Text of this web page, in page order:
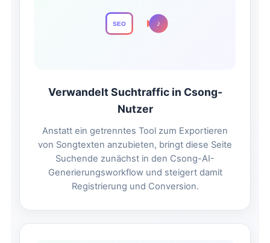
SEO ♪
Verwandelt Suchtraffic in Csong-
Nutzer
Anstatt ein getrenntes Tool zum Exportieren
von Songtexten anzubieten, bringt diese Seite
Suchende zunächst in den Csong-AI-
Generierungsworkflow und steigert damit
Registrierung und Conversion.